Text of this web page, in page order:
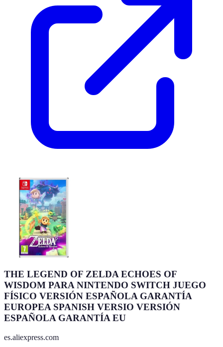
THE LEGEND OF ZELDA ECHOES OF
WISDOM PARA NINTENDO SWITCH JUEGO
FÍSICO VERSIÓN ESPAÑOLA GARANTÍA
EUROPEA SPANISH VERSIO VERSIÓN
ESPAÑOLA GARANTÍA EU
es.aliexpress.com